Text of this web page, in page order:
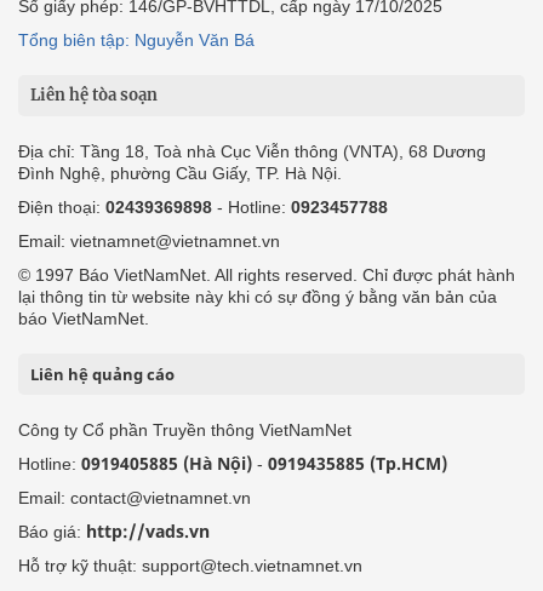
Số giấy phép: 146/GP-BVHTTDL, cấp ngày 17/10/2025
Tổng biên tập: Nguyễn Văn Bá
Liên hệ tòa soạn
Địa chỉ: Tầng 18, Toà nhà Cục Viễn thông (VNTA), 68 Dương
Đình Nghệ, phường Cầu Giấy, TP. Hà Nội.
Điện thoại: 02439369898 - Hotline: 0923457788
Email: vietnamnet@vietnamnet.vn
© 1997 Báo VietNamNet. All rights reserved. Chỉ được phát hành
lại thông tin từ website này khi có sự đồng ý bằng văn bản của
báo VietNamNet.
Liên hệ quảng cáo
Công ty Cổ phần Truyền thông VietNamNet
Hotline: 0919405885 (Hà Nội) - 0919435885 (Tp.HCM)
Email: contact@vietnamnet.vn
Báo giá: http://vads.vn
Hỗ trợ kỹ thuật: support@tech.vietnamnet.vn